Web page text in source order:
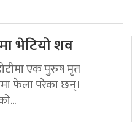
भेटियो शव
एक पुरुष मृत
फेला परेका छन्।